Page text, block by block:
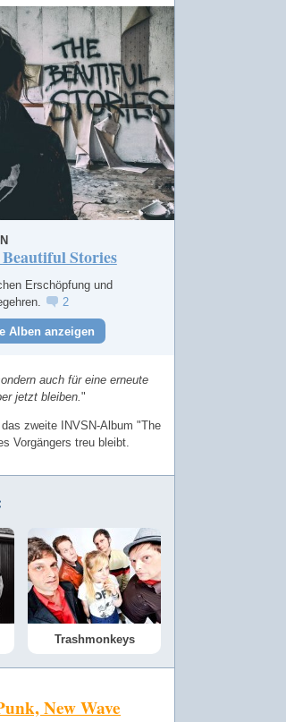
Stories
Erschöpfung und
2
Alben anzeigen
auch für eine erneute
jetzt bleiben. "
zweite INVSN-Album "The
Vorgängers treu bleibt.
Trashmonkeys
New Wave